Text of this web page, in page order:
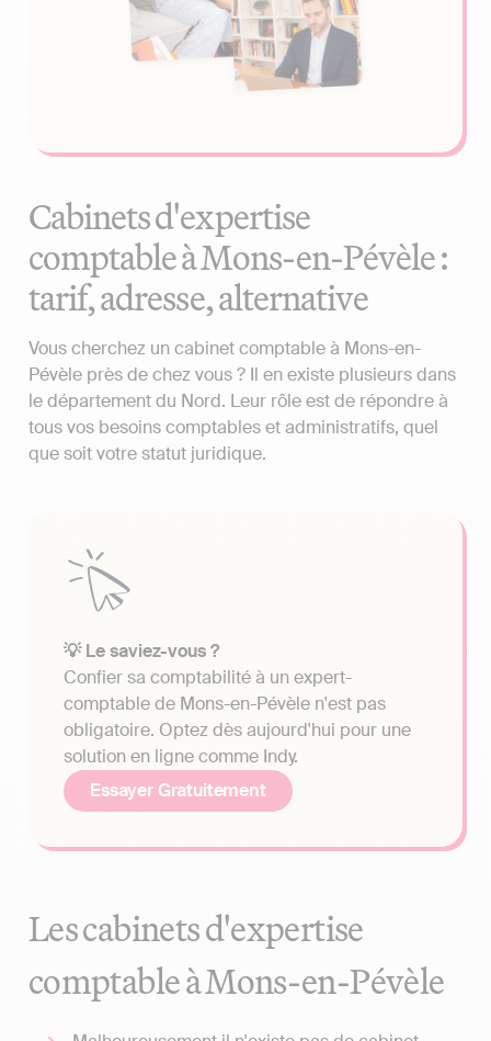
Cabinets d'expertise
comptable à Mons-en-Pévèle :
tarif, adresse, alternative
Vous cherchez un cabinet comptable à Mons-en-
Pévèle près de chez vous ? Il en existe plusieurs dans
le département du Nord. Leur rôle est de répondre à
tous vos besoins comptables et administratifs, quel
que soit votre statut juridique.
💡 Le saviez-vous ?
Confier sa comptabilité à un expert-
comptable de Mons-en-Pévèle n'est pas
obligatoire. Optez dès aujourd'hui pour une
solution en ligne comme Indy.
Essayer Gratuitement
Les cabinets d'expertise
comptable à Mons-en-Pévèle